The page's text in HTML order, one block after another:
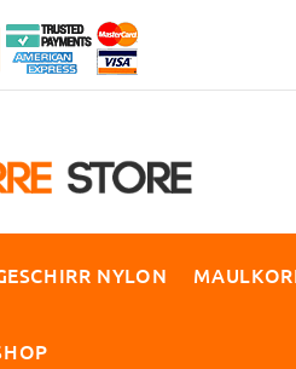
NYLON